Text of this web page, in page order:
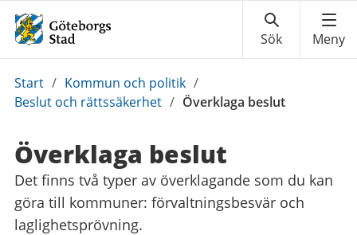
Du
är
Start / Kommun och politik /
Beslut och rättssäkerhet / Överklaga beslut
Överklaga beslut
Det finns två typer av överklagande som du kan
göra till kommuner: förvaltningsbesvär och
laglighetsprövning.